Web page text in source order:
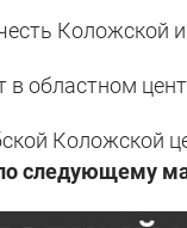
областном
Коложской
следующему